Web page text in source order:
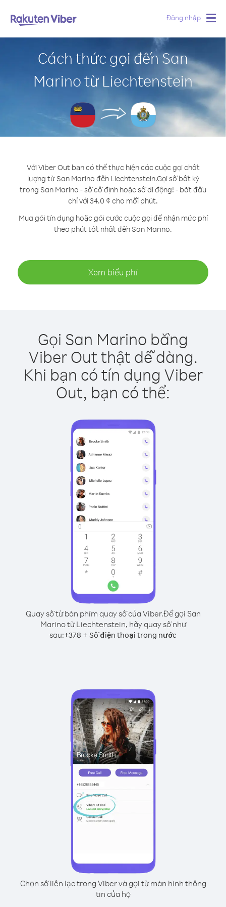
Đăng nhập
Cách thức gọi đến San
Marino từ Liechtenstein
Với Viber Out bạn có thể thực hiện các cuộc gọi chất
lượng từ San Marino đến Liechtenstein.Gọi số bất kỳ
trong San Marino - số cố định hoặc số di động! - bắt đầu
chỉ với 34.0 ¢ cho mỗi phút.
Mua gói tín dụng hoặc gói cước cuộc gọi để nhận mức phí
theo phút tốt nhất đến San Marino.
Xem biểu phí
Gọi San Marino bằng
Viber Out thật dễ dàng.
Khi bạn có tín dụng Viber
Out, bạn có thể:
Quay số từ bàn phím quay số của Viber.Để gọi San
Marino từ Liechtenstein, hãy quay số như
sau:+378 + Số điện thoại trong nước
Chọn số liên lạc trong Viber và gọi từ màn hình thông
tin của họ